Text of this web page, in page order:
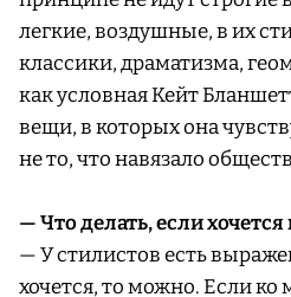
легкие, воздушные, в их
классики, драматизма,
как условная Кейт
вещи, в которых она
не то, что навязало
— Что делать, если хочется
— У стилистов есть
хочется, то можно. Если ко